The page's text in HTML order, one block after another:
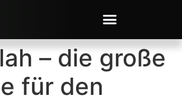
– die große
für den